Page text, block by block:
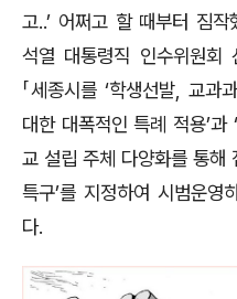
고..’ 어쩌고 할 때부터 짐
석열 대통령직 인수위원회
「세종시를 ‘학생선발, 교
대한 대폭적인 특례 적용’
교 설립 주체 다양화를 통해
특구’를 지정하여 시범운영
다.